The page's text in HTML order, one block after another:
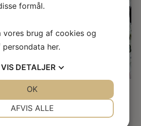
Detalje
formål.
vores brug af cookies og
persondata her.
VIS DETALJER
AFVIS ALLE
OK